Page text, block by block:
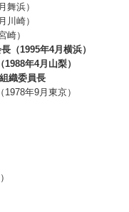
舞浜）
川崎）
崎）
（1995年4月横浜）
年4月山梨）
織委員長
年9月東京）